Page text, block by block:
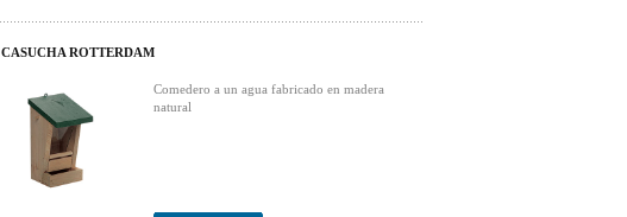
CASUCHA ROTTERDAM
Comedero a un agua fabricado en madera
natural